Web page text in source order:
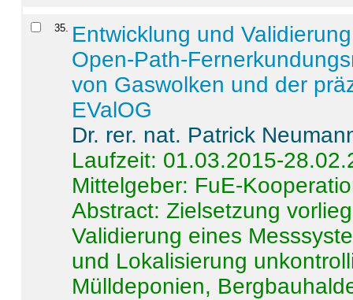
35. Entwicklung und
Open-Path-
von Gaswolken und der
EValOG
Dr. rer. nat. Patrick
Laufzeit: 01.03.2015-
Mittelgeber: FuE-
Abstract:Zielsetzung
Validierung eines
und Lokalisierung
Mülldeponien,